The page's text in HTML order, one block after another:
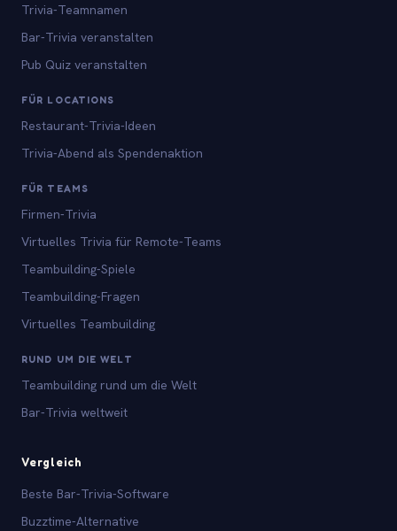
Trivia-Teamnamen
Bar-Trivia veranstalten
Pub Quiz veranstalten
FÜR LOCATIONS
Restaurant-Trivia-Ideen
Trivia-Abend als Spendenaktion
FÜR TEAMS
Firmen-Trivia
Virtuelles Trivia für Remote-Teams
Teambuilding-Spiele
Teambuilding-Fragen
Virtuelles Teambuilding
RUND UM DIE WELT
Teambuilding rund um die Welt
Bar-Trivia weltweit
Vergleich
Beste Bar-Trivia-Software
Buzztime-Alternative